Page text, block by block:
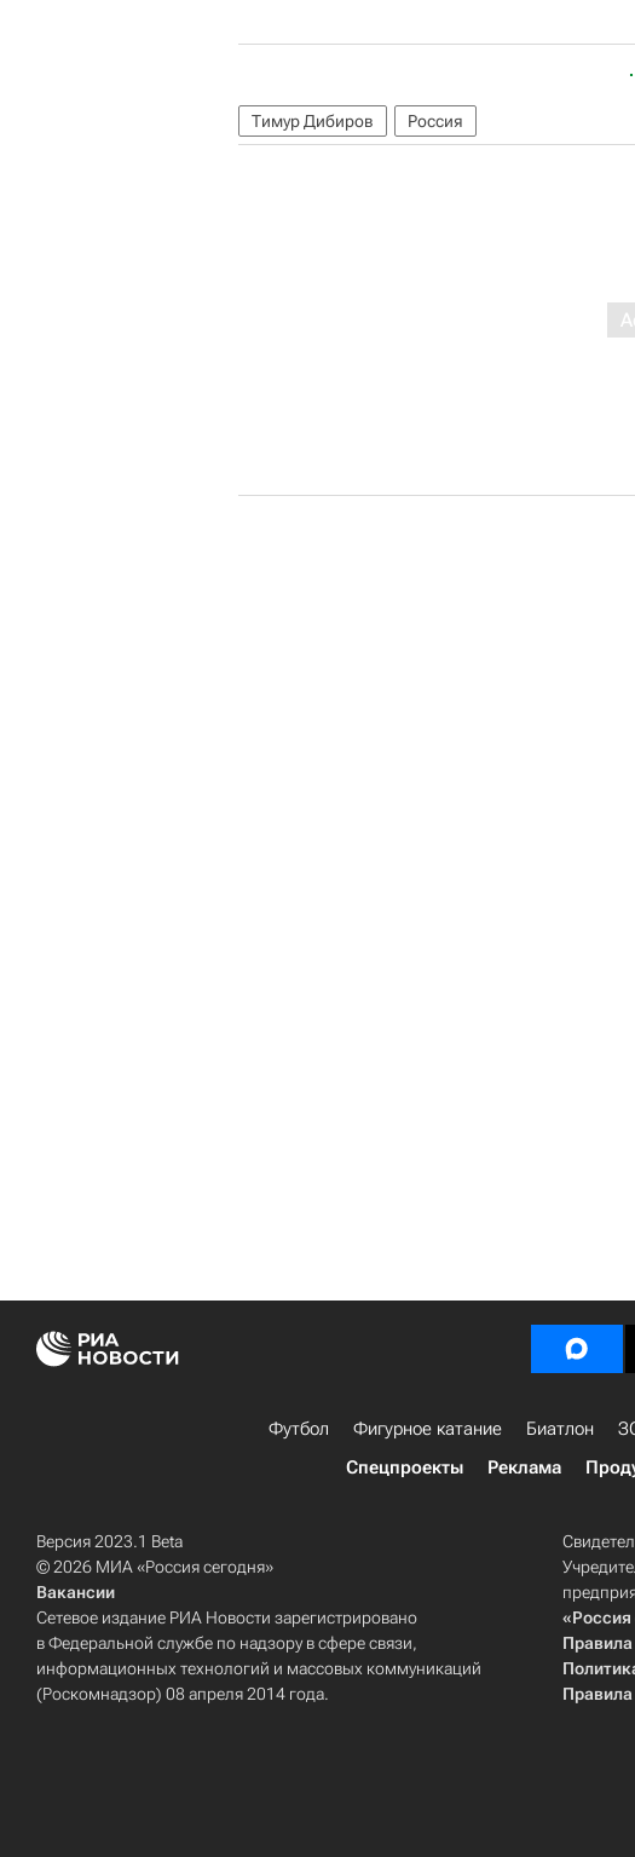
Тимур Дибиров Россия
Футбол Фигурное катание Биатлон
Спецпроекты
Реклама
Версия 2023.1 Beta
© 2026 МИА «Россия сегодня»
Вакансии
Сетевое издание РИА Новости зарегистрировано
в Федеральной службе по надзору в сфере связи,
информационных технологий и массовых коммуникаций
(Роскомнадзор) 08 апреля 2014 года.
«Россия